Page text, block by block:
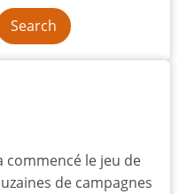
commencé le jeu de
de campagnes